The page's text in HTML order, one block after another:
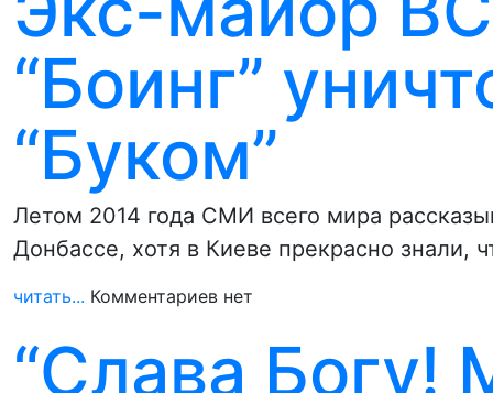
“Боинг”
“Буком”
Летом 2014 года СМИ всего мира
Донбассе, хотя в Киеве прекрасно знали,
читать... Комментариев нет
“Слава Богу!